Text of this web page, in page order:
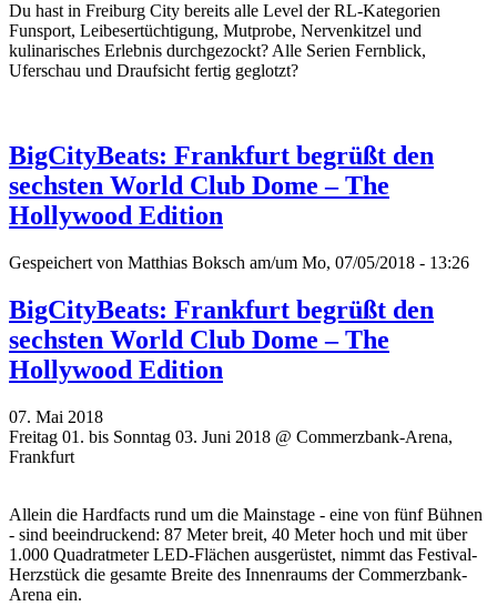
Du hast in Freiburg City bereits alle Level der RL-Kategorien
Funsport, Leibesertüchtigung, Mutprobe, Nervenkitzel und
kulinarisches Erlebnis durchgezockt? Alle Serien Fernblick,
Uferschau und Draufsicht fertig geglotzt?
BigCityBeats: Frankfurt begrüßt den
sechsten World Club Dome – The
Hollywood Edition
Gespeichert von Matthias Boksch am/um Mo, 07/05/2018 - 13:26
BigCityBeats: Frankfurt begrüßt den
sechsten World Club Dome – The
Hollywood Edition
07. Mai 2018
Freitag 01. bis Sonntag 03. Juni 2018 @ Commerzbank-Arena,
Frankfurt
Allein die Hardfacts rund um die Mainstage - eine von fünf Bühnen
- sind beeindruckend: 87 Meter breit, 40 Meter hoch und mit über
1.000 Quadratmeter LED-Flächen ausgerüstet, nimmt das Festival-
Herzstück die gesamte Breite des Innenraums der Commerzbank-
Arena ein.